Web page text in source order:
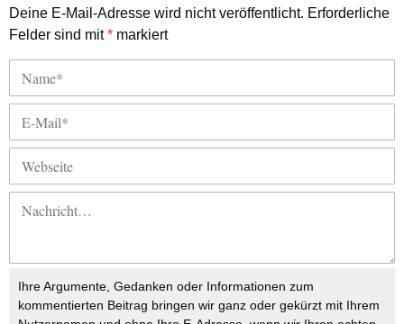
Deine E-Mail-Adresse wird nicht veröffentlicht. Erforderliche
Felder sind mit* markiert
Ihre Argumente, Gedanken oder Informationen zum
kommentierten Beitrag bringen wir ganz oder gekürzt mit Ihrem